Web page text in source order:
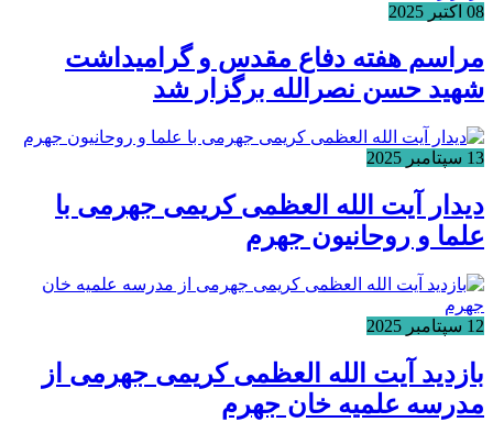
08 اکتبر 2025
مراسم هفته دفاع مقدس و گرامیداشت
شهید حسن نصرالله برگزار شد
13 سپتامبر 2025
دیدار آیت الله العظمی کریمی جهرمی با
علما و روحانیون جهرم
12 سپتامبر 2025
بازدید آیت الله العظمی کریمی جهرمی از
مدرسه علمیه خان جهرم